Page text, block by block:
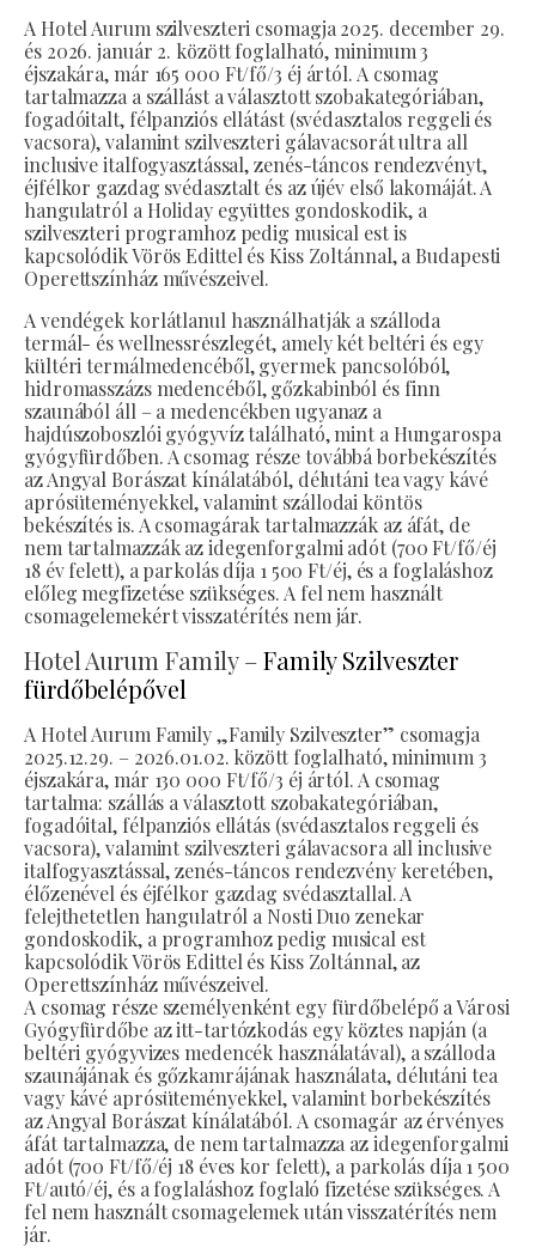
A Hotel Aurum szilveszteri csomagja 2025. december 29.
és 2026. január 2. között foglalható, minimum 3
éjszakára, már 165 000 Ft/fő/3 éj ártól. A csomag
tartalmazza a szállást a választott szobakategóriában,
fogadóitalt, félpanziós ellátást (svédasztalos reggeli és
vacsora), valamint szilveszteri gálavacsorát ultra all
inclusive italfogyasztással, zenés-táncos rendezvényt,
éjfélkor gazdag svédasztalt és az újév első lakomáját. A
hangulatról a Holiday együttes gondoskodik, a
szilveszteri programhoz pedig musical est is
kapcsolódik Vörös Edittel és Kiss Zoltánnal, a Budapesti
Operettszínház művészeivel.
A vendégek korlátlanul használhatják a szálloda
termál- és wellnessrészlegét, amely két beltéri és egy
kültéri termálmedencéből, gyermek pancsolóból,
hidromasszázs medencéből, gőzkabinból és finn
szaunából áll – a medencékben ugyanaz a
hajdúszoboszlói gyógyvíz található, mint a Hungarospa
gyógyfürdőben. A csomag része továbbá borbekészítés
az Angyal Borászat kínálatából, délutáni tea vagy kávé
aprósüteményekkel, valamint szállodai köntös
bekészítés is. A csomagárak tartalmazzák az áfát, de
nem tartalmazzák az idegenforgalmi adót (700 Ft/fő/éj
18 év felett), a parkolás díja 1 500 Ft/éj, és a foglaláshoz
előleg megfizetése szükséges. A fel nem használt
csomagelemekért visszatérítés nem jár.
Hotel Aurum Family –Family Szilveszter
fürdőbelépővel
A Hotel Aurum Family „Family Szilveszter” csomagja
2025.12.29. – 2026.01.02. között foglalható, minimum 3
éjszakára, már 130 000 Ft/fő/3 éj ártól. A csomag
tartalma: szállás a választott szobakategóriában,
fogadóital, félpanziós ellátás (svédasztalos reggeli és
vacsora), valamint szilveszteri gálavacsora all inclusive
italfogyasztással, zenés-táncos rendezvény keretében,
élőzenével és éjfélkor gazdag svédasztallal. A
felejthetetlen hangulatról a Nosti Duo zenekar
gondoskodik, a programhoz pedig musical est
kapcsolódik Vörös Edittel és Kiss Zoltánnal, az
Operettszínház művészeivel.
A csomag része személyenként egy fürdőbelépő a Városi
Gyógyfürdőbe az itt-tartózkodás egy köztes napján (a
beltéri gyógyvizes medencék használatával), a szálloda
szaunájának és gőzkamrájának használata, délutáni tea
vagy kávé aprósüteményekkel, valamint borbekészítés
az Angyal Borászat kínálatából. A csomagár az érvényes
áfát tartalmazza, de nem tartalmazza az idegenforgalmi
adót (700 Ft/fő/éj 18 éves kor felett), a parkolás díja 1 500
Ft/autó/éj, és a foglaláshoz foglaló fizetése szükséges. A
fel nem használt csomagelemek után visszatérítés nem
jár.